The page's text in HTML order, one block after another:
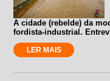
A cidade (rebelde) da
fordista-industrial.
LER MAIS